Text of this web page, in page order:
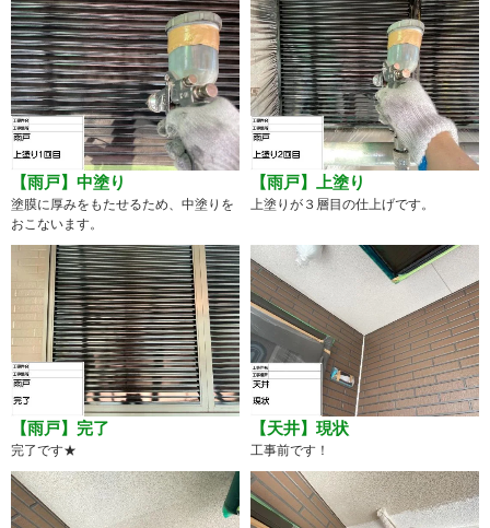
【雨戸】中塗り
塗膜に厚みをもたせるため、中塗りを
おこないます。
【雨戸】上塗り
上塗りが３層目の仕上げです。
【雨戸】完了
完了です★
【天井】現状
工事前です！